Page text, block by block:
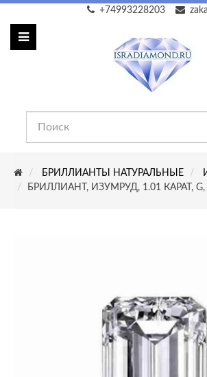
+74993228203
БРИЛЛИАНТЫ НАТУРАЛЬНЫЕ
БРИЛЛИАНТ, ИЗУМРУД, 1.01 КАРАТ, G,